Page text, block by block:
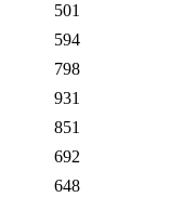
501
594
798
931
851
692
648